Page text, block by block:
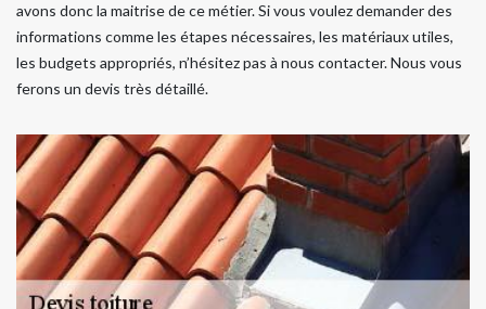
avons donc la maitrise de ce métier. Si vous voulez demander des
informations comme les étapes nécessaires, les matériaux utiles,
les budgets appropriés, n’hésitez pas à nous contacter. Nous vous
ferons un devis très détaillé.